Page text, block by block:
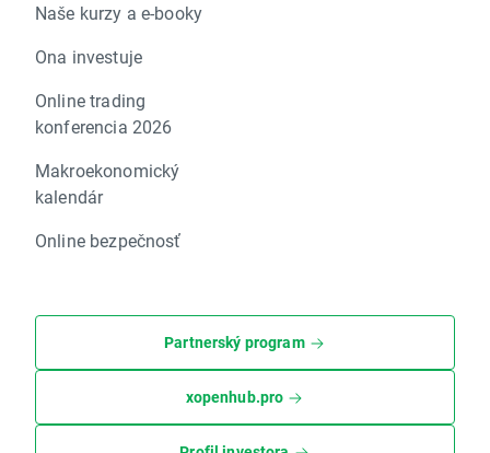
Naše kurzy a e-booky
Ona investuje
Online trading
konferencia 2026
Makroekonomický
kalendár
Online bezpečnosť
Partnerský program
xopenhub.pro